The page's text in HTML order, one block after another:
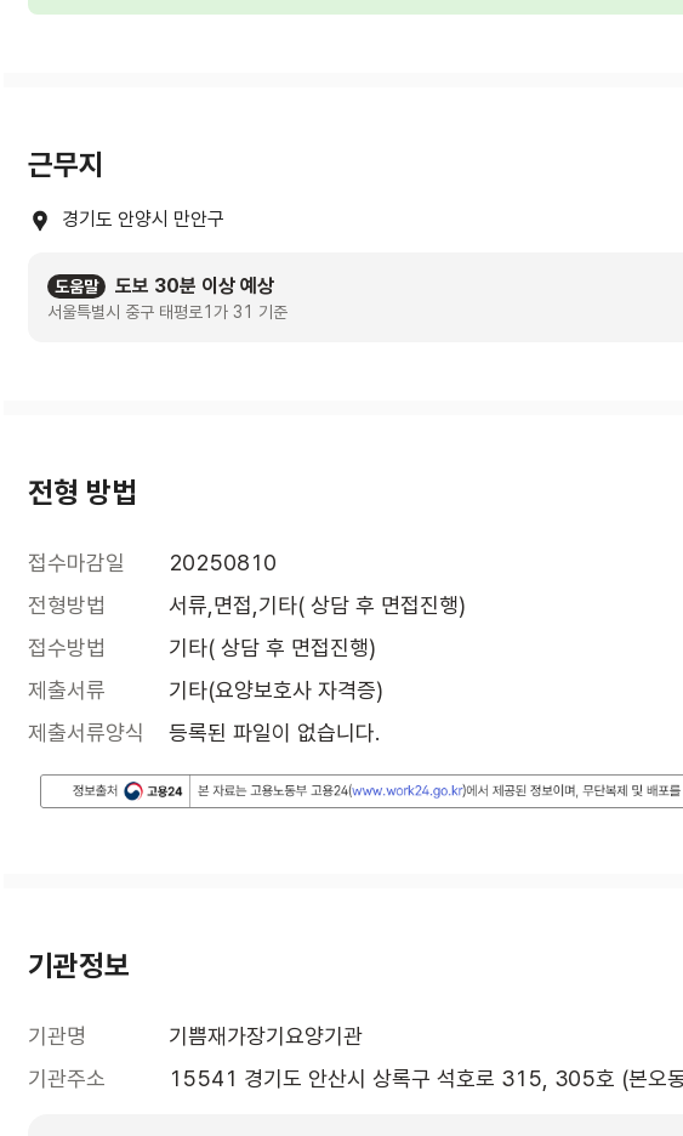
근무지
경기도 안양시 만안구
도움말 도보 30분 이상 예상
서울특별시 중구 태평로1가 31 기준
전형 방법
접수마감일
20250810
전형방법
서류,면접,기타( 상담 후 면접진행)
접수방법
기타( 상담 후 면접진행)
제출서류
기타(요양보호사 자격증)
제출서류양식
등록된 파일이 없습니다.
기관정보
기관명
기쁨재가장기요양기관
기관주소
15541 경기도 안산시 상록구 석호로 315, 305호 (본오